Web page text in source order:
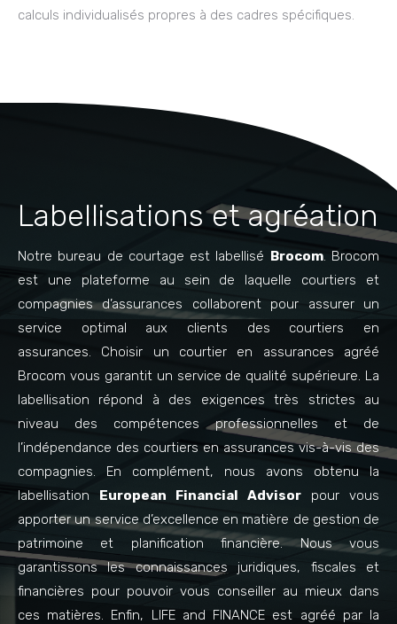
calculs individualisés propres à des cadres spécifiques.
Labellisations et agréation
Notre bureau de courtage est labellisé Brocom. Brocom
est une plateforme au sein de laquelle courtiers et
compagnies d’assurances collaborent pour assurer un
service optimal aux clients des courtiers en
assurances. Choisir un courtier en assurances agréé
Brocom vous garantit un service de qualité supérieure. La
labellisation répond à des exigences très strictes au
niveau des compétences professionnelles et de
l’indépendance des courtiers en assurances vis-à-vis des
compagnies. En complément, nous avons obtenu la
labellisation European Financial Advisor pour vous
apporter un service d’excellence en matière de gestion de
patrimoine et planification financière. Nous vous
garantissons les connaissances juridiques, fiscales et
financières pour pouvoir vous conseiller au mieux dans
ces matières. Enfin, LIFE and FINANCE est agréé par la